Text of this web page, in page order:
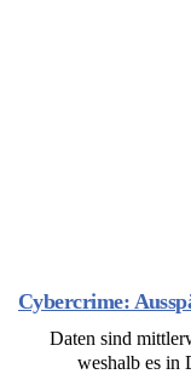
Cybercrime:
Daten sind
weshalb es in